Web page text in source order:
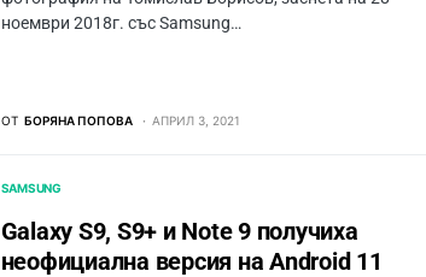
ноември 2018г. със Samsung…
ОТ БОРЯНА ПОПОВА АПРИЛ 3, 2021
SAMSUNG
Galaxy S9, S9+ и Note 9 получиха
неофициална версия на Android 11